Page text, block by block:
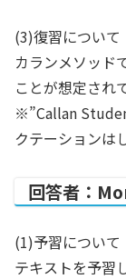
(3)復習について
カランメソッド
ことが想定され
※”Callan
クテーションは
回答者：
(1)予習について
テキストを予習